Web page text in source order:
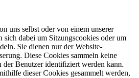
uns selbst oder von einem unserer
sich dabei um Sitzungscookies oder um
Sie dienen nur der Website-
Diese Cookies sammeln keine
der Benutzer identifiziert werden kann.
dieser Cookies gesammelt werden,